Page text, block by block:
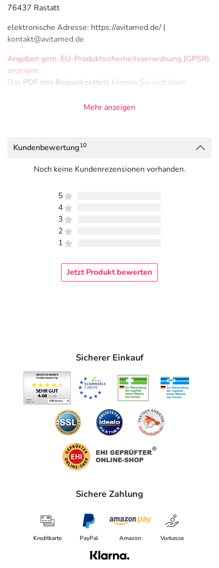
76437 Rastatt
elektronische Adresse: https://avitamed.de/ |
kontakt@avitamed.de
Angaben gem. EU-Produktsicherheitsverordnung (GPSR)
anzeigen
Das PDF des Beipackzettels können Sie sich oben
Mehr anzeigen
Kundenbewertung10
Noch keine Kundenrezensionen vorhanden.
5
4
3
2
1
Jetzt Produkt bewerten
Sicherer Einkauf
Sichere Zahlung
Kreditkarte PayPal Amazon Vorkasse